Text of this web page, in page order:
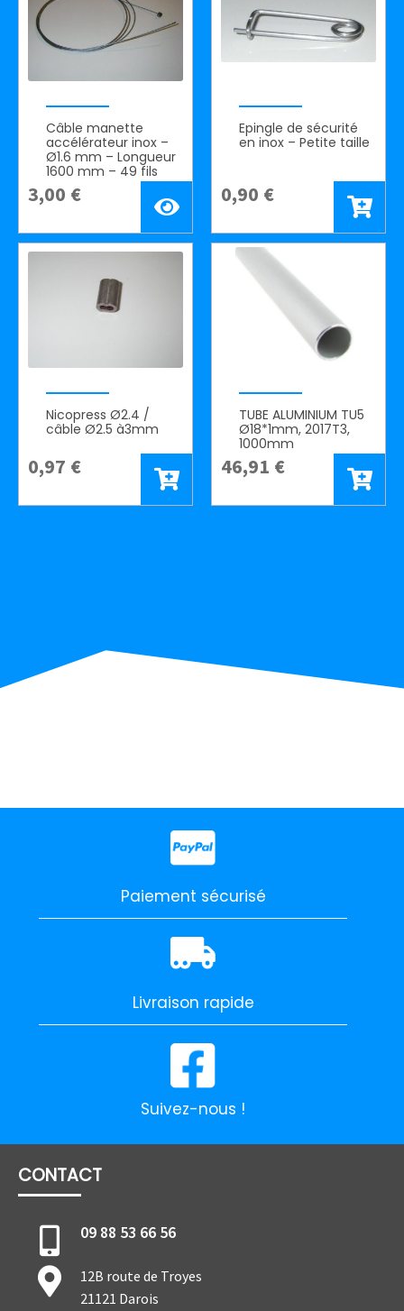
Câble manette
accélérateur inox –
Ø1.6 mm – Longueur
1600 mm – 49 fils
3,00 €
Epingle de sécurité
en inox – Petite taille
0,90 €
Nicopress Ø2.4 /
câble Ø2.5 à3mm
0,97 €
TUBE ALUMINIUM TU5
Ø18*1mm, 2017T3,
1000mm
46,91 €
Paiement sécurisé
Livraison rapide
Suivez-nous !
CONTACT
09 88 53 66 56
12B route de Troyes
21121 Darois